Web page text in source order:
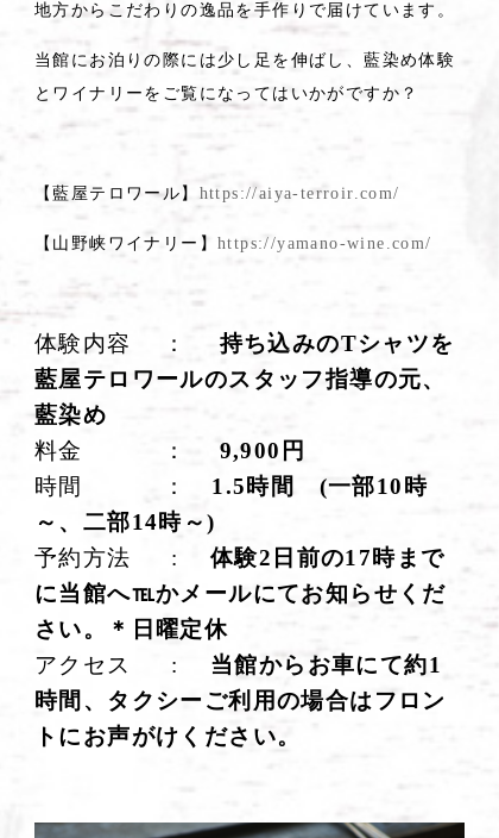
地方からこだわりの逸品を手作りで届けています。
当館にお泊りの際には少し足を伸ばし、藍染め体験
とワイナリーをご覧になってはいかがですか？
【藍屋テロワール】 https://aiya-terroir.com/
【山野峡ワイナリー】 https://yamano-wine.com/
体験内容 ： 持ち込みのTシャツを
藍屋テロワールのスタッフ指導の元、
藍染め
料金 ： 9,900円
時間 ： 1.5時間 (一部10時
～、二部14時～)
予約方法 : 体験2日前の17時まで
に当館へ℡かメールにてお知らせくだ
さい。＊日曜定休
アクセス : 当館からお車にて約1
時間、タクシーご利用の場合はフロン
トにお声がけください。